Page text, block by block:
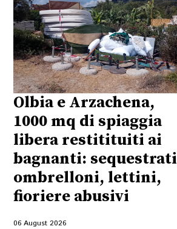
Olbia e Arzachena,
1000 mq di spiaggia
libera restitituiti ai
bagnanti: sequestrati
ombrelloni, lettini,
fioriere abusivi
06 August 2026